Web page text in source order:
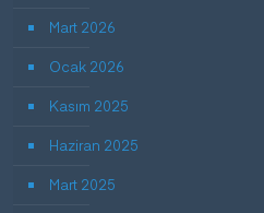
Mart 2026
Ocak 2026
Kasım 2025
Haziran 2025
Mart 2025